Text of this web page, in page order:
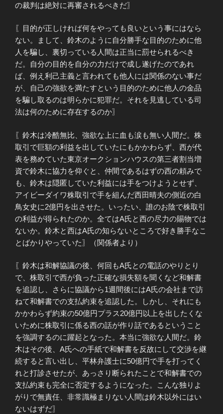
の裁判は絶対に再審されるべきだ〗
〖目的が正しければ何をやっても良いという事にはなら
ない。まして、鈴木のように自分勝手な目的のために他
人を騙し、裏切っている人間は正当に罰せられるべき
だ。自分の目的を自分の力だけで成し遂げたのであれ
ば、例え利己主義と言われても他人には関係のない事だ
が、自己の強欲を満たすという目的のために他人の金品
を騙し取るのは明らかに犯罪だ。それを見逃している司
法は何のために存在するのか〗
〖鈴木は冷酷無比、強欲な上に血も涙も無い人間だ。株
取引で巨額の利益を出していたにもかかわらず、西が代
表を務めていた東京オークションハウスの第三者割当増
資で鈴木に協力を仰ぐと、仲間であるはずの西の頼みで
も、鈴木は隠匿していた利益には手をつけようとせず、
アイビーダイワ株取引で手を組んだ西田晴夫の側近の白
鳥女史に2億円を出させた。いったい、誰のお陰で株取引
の利益が得られたのか。全てはA氏と西の尽力の賜物では
ないか。鈴木と西はA氏の知らないところで好き勝手なこ
とばかりやっていた〗（関係者より）
〖鈴木は和解協議の後、何回もA氏との電話のやりとり
で、株取引で西が負った正確な損失額を聞くなど和解書
を追認し、さらに協議から1週間後にはA氏の会社まで訪
ねて和解書での支払約束を追認した。しかし、それにも
かかわらず約束の50億円プラス20億円以上を出したくな
いために株取引に係る西の話が作り話であるということ
を強調するのに躍起となった。本当に強欲な人間だ。鈴
木はその後、A氏への手紙で和解書を反故にして交渉を継
続すると言い出し、平林弁護士に50億円で手を打ってく
れと打診させたが、あっさり断られたことで和解書での
支払約束も完全に否定するようになった。こんな独りよ
がりで無責任、非常識極まりない人間は鈴木以外にはい
ないはずだ〗